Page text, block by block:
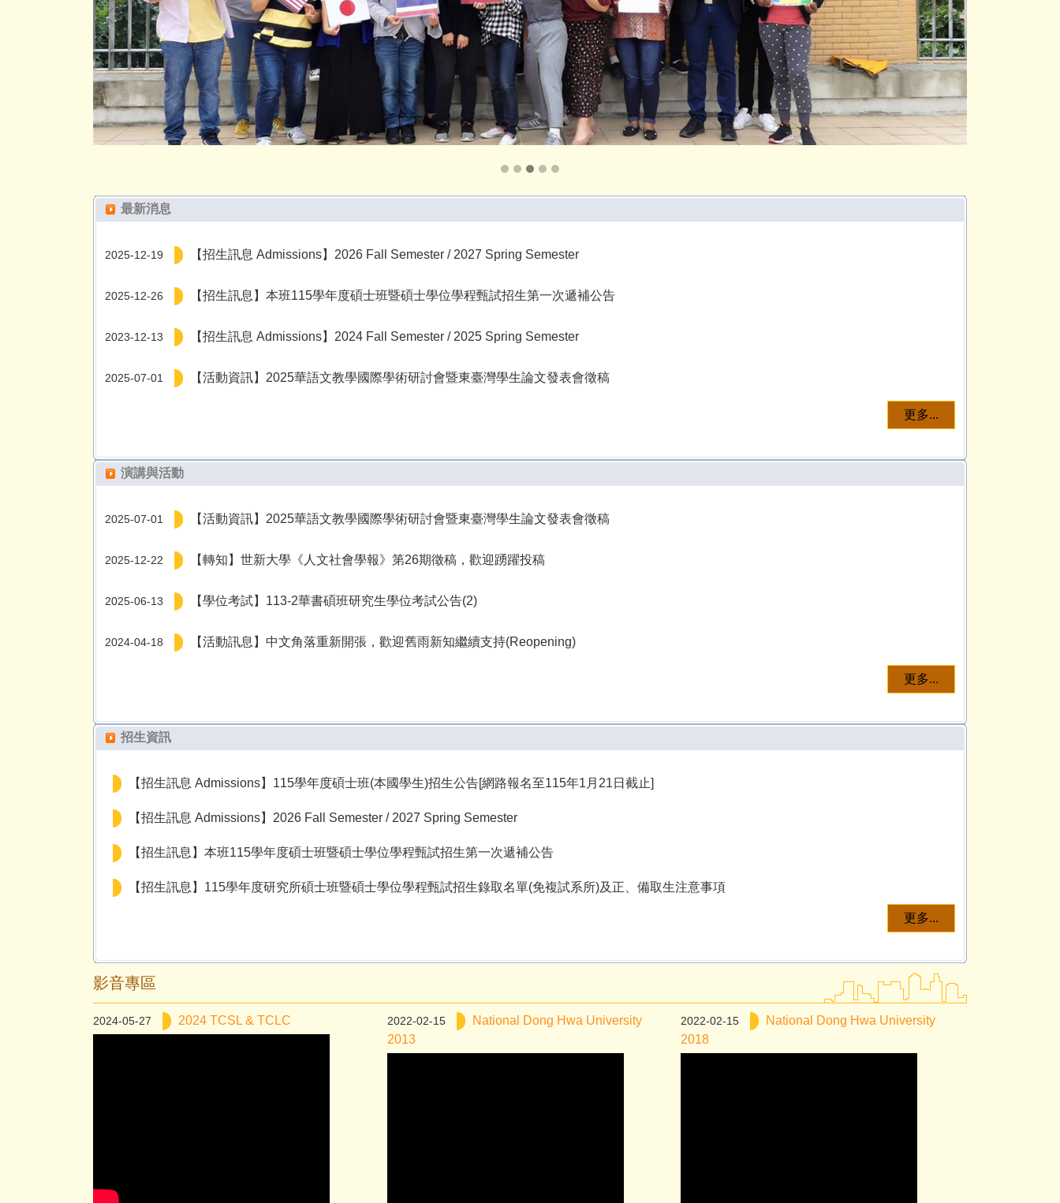
最新消息
2025-12-19 【招生訊息 Admissions】2026 Fall Semester / 2027 Spring Semester
2025-12-26 【招生訊息】本班115學年度碩士班暨碩士學位學程甄試招生第一次遞補公告
2023-12-13 【招生訊息 Admissions】2024 Fall Semester / 2025 Spring Semester
2025-07-01 【活動資訊】2025華語文教學國際學術研討會暨東臺灣學生論文發表會徵稿
更多...
演講與活動
2025-07-01 【活動資訊】2025華語文教學國際學術研討會暨東臺灣學生論文發表會徵稿
2025-12-22 【轉知】世新大學《人文社會學報》第26期徵稿，歡迎踴躍投稿
2025-06-13 【學位考試】113-2華書碩班研究生學位考試公告(2)
2024-04-18 【活動訊息】中文角落重新開張，歡迎舊雨新知繼續支持(Reopening)
更多...
招生資訊
【招生訊息 Admissions】115學年度碩士班(本國學生)招生公告[網路報名至115年1月21日截止]
【招生訊息 Admissions】2026 Fall Semester / 2027 Spring Semester
【招生訊息】本班115學年度碩士班暨碩士學位學程甄試招生第一次遞補公告
【招生訊息】115學年度研究所碩士班暨碩士學位學程甄試招生錄取名單(免複試系所)及正、備取生注意事項
更多...
影音專區
2024-05-27 2024 TCSL & TCLC 2022-02-15
National Dong Hwa University
2013
2022-02-15
National Dong Hwa University
2018